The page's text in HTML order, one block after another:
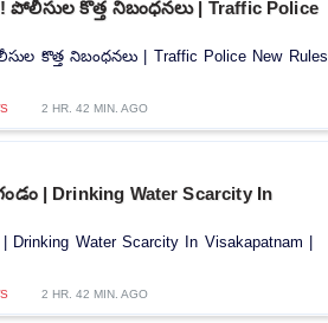
పోలీసుల కొత్త నిబంధనలు | Traffic Police
కొత్త నిబంధనలు | Traffic Police New Rules
2 HR. 42 MIN. AGO
| Drinking Water Scarcity In
Water Scarcity In Visakapatnam |
2 HR. 42 MIN. AGO